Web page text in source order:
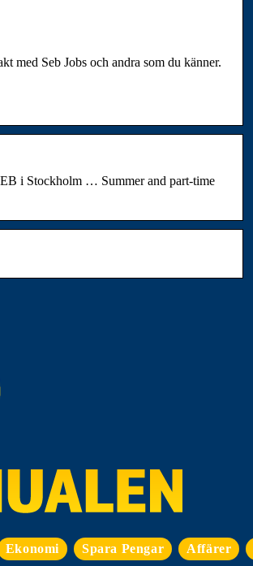
med Seb Jobs och andra som du känner.
i Stockholm … Summer and part-time
Ekonomi Spara Pengar Affärer